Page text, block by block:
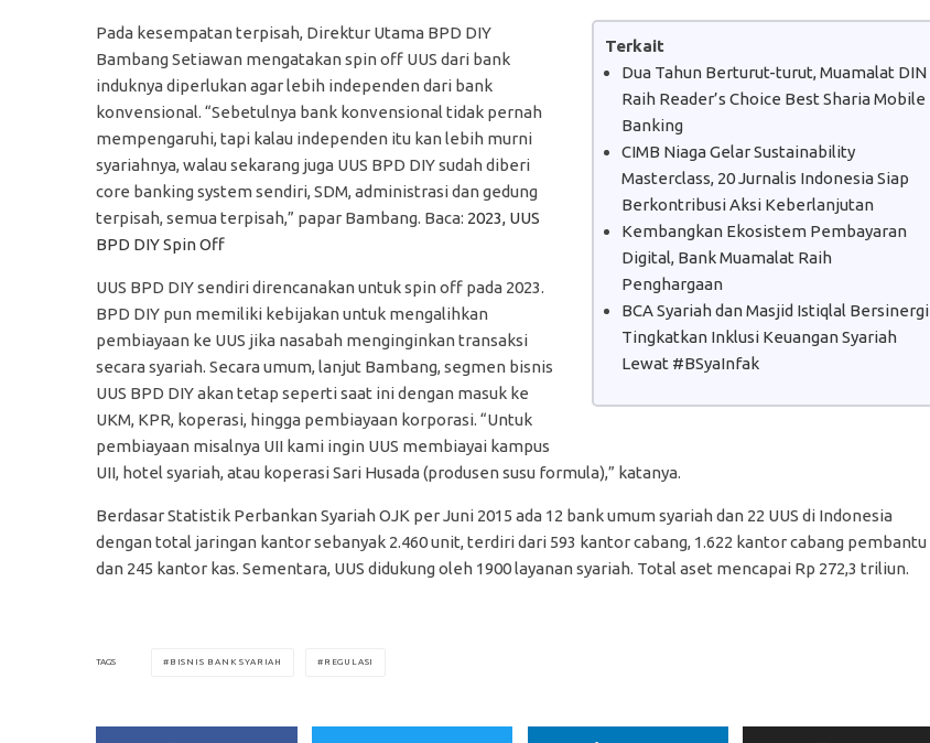
Terkait
Dua Tahun Berturut-turut, Muamalat DIN
Raih Reader’s Choice Best Sharia Mobile
Banking
CIMB Niaga Gelar Sustainability
Masterclass, 20 Jurnalis Indonesia Siap
Berkontribusi Aksi Keberlanjutan
Kembangkan Ekosistem Pembayaran
Digital, Bank Muamalat Raih
Penghargaan
BCA Syariah dan Masjid Istiqlal Bersinergi
Tingkatkan Inklusi Keuangan Syariah
Lewat #BSyaInfak
Pada kesempatan terpisah, Direktur Utama BPD DIY
Bambang Setiawan mengatakan spin off UUS dari bank
induknya diperlukan agar lebih independen dari bank
konvensional. “Sebetulnya bank konvensional tidak pernah
mempengaruhi, tapi kalau independen itu kan lebih murni
syariahnya, walau sekarang juga UUS BPD DIY sudah diberi
core banking system sendiri, SDM, administrasi dan gedung
terpisah, semua terpisah,” papar Bambang. Baca: 2023, UUS
BPD DIY Spin Off
UUS BPD DIY sendiri direncanakan untuk spin off pada 2023.
BPD DIY pun memiliki kebijakan untuk mengalihkan
pembiayaan ke UUS jika nasabah menginginkan transaksi
secara syariah. Secara umum, lanjut Bambang, segmen bisnis
UUS BPD DIY akan tetap seperti saat ini dengan masuk ke
UKM, KPR, koperasi, hingga pembiayaan korporasi. “Untuk
pembiayaan misalnya UII kami ingin UUS membiayai kampus
UII, hotel syariah, atau koperasi Sari Husada (produsen susu formula),” katanya.
Berdasar Statistik Perbankan Syariah OJK per Juni 2015 ada 12 bank umum syariah dan 22 UUS di Indonesia
dengan total jaringan kantor sebanyak 2.460 unit, terdiri dari 593 kantor cabang, 1.622 kantor cabang pembantu
dan 245 kantor kas. Sementara, UUS didukung oleh 1900 layanan syariah. Total aset mencapai Rp 272,3 triliun.
TAGS BISNIS BANK SYARIAH REGULASI